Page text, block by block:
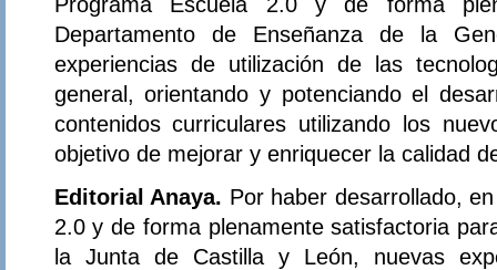
Departamento de Enseñanza de la
experiencias de utilización de las
general, orientando y potenciando el
contenidos curriculares utilizando los
objetivo de mejorar y enriquecer la calidad
Editorial Anaya. Por haber desarrollado,
2.0 y de forma plenamente satisfactoria
la Junta de Castilla y León, nuevas